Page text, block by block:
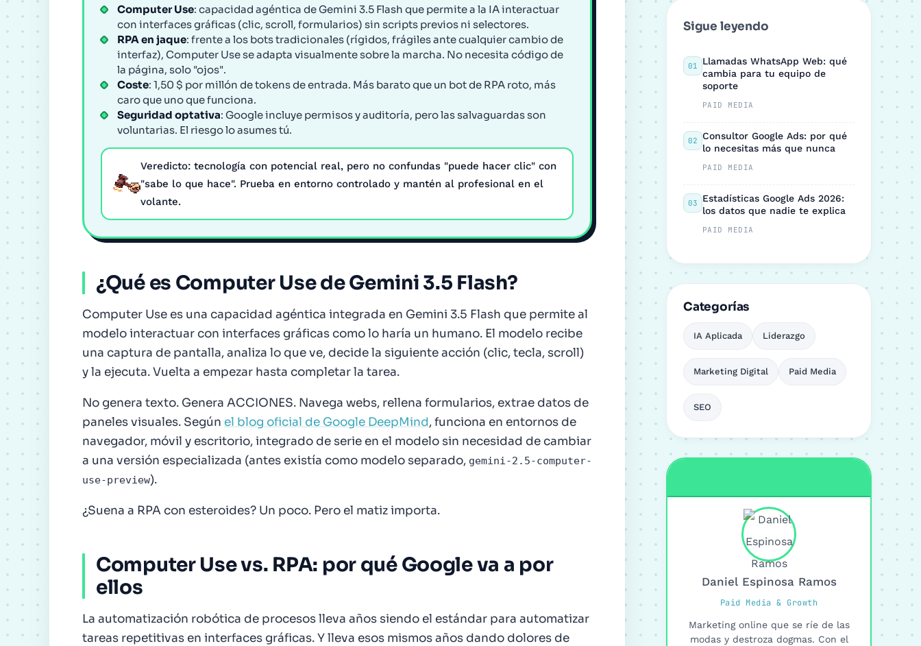
Computer Use: capacidad agéntica de Gemini 3.5 Flash que permite a la IA interactuar
con interfaces gráficas (clic, scroll, formularios) sin scripts previos ni selectores.
RPA en jaque: frente a los bots tradicionales (rígidos, frágiles ante cualquier cambio de
interfaz), Computer Use se adapta visualmente sobre la marcha. No necesita código de
la página, solo "ojos".
Coste: 1,50 $ por millón de tokens de entrada. Más barato que un bot de RPA roto, más
caro que uno que funciona.
Seguridad optativa: Google incluye permisos y auditoría, pero las salvaguardas son
voluntarias. El riesgo lo asumes tú.
Veredicto: tecnología con potencial real, pero no confundas "puede hacer clic" con
"sabe lo que hace". Prueba en entorno controlado y mantén al profesional en el
volante.
¿Qué es Computer Use de Gemini 3.5 Flash?
Computer Use es una capacidad agéntica integrada en Gemini 3.5 Flash que permite al
modelo interactuar con interfaces gráficas como lo haría un humano. El modelo recibe
una captura de pantalla, analiza lo que ve, decide la siguiente acción (clic, tecla, scroll)
y la ejecuta. Vuelta a empezar hasta completar la tarea.
No genera texto. Genera ACCIONES. Navega webs, rellena formularios, extrae datos de
paneles visuales. Según el blog oficial de Google DeepMind, funciona en entornos de
navegador, móvil y escritorio, integrado de serie en el modelo sin necesidad de cambiar
a una versión especializada (antes existía como modelo separado, gemini-2.5-computer-
use-preview).
¿Suena a RPA con esteroides? Un poco. Pero el matiz importa.
Computer Use vs. RPA: por qué Google va a por
ellos
La automatización robótica de procesos lleva años siendo el estándar para automatizar
tareas repetitivas en interfaces gráficas. Y lleva esos mismos años dando dolores de
Sigue leyendo
01
Llamadas WhatsApp Web: qué
cambia para tu equipo de
soporte
PAID MEDIA
02 Consultor Google Ads: por qué
lo necesitas más que nunca
PAID MEDIA
03
Estadísticas Google Ads 2026:
los datos que nadie te explica
PAID MEDIA
Categorías
IA Aplicada Liderazgo
Marketing Digital Paid Media
SEO
Daniel Espinosa Ramos
Paid Media & Growth
Marketing online que se ríe de las
modas y destroza dogmas. Con el